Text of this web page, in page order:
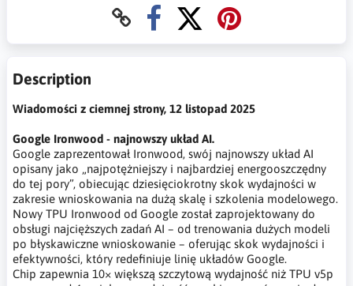
Description
Wiadomości z ciemnej strony, 12 listopad 2025
Google Ironwood - najnowszy układ AI.
Google zaprezentował Ironwood, swój najnowszy układ AI
opisany jako „najpotężniejszy i najbardziej energooszczędny
do tej pory”, obiecując dziesięciokrotny skok wydajności w
zakresie wnioskowania na dużą skalę i szkolenia modelowego.
Nowy TPU Ironwood od Google został zaprojektowany do
obsługi najcięższych zadań AI – od trenowania dużych modeli
po błyskawiczne wnioskowanie – oferując skok wydajności i
efektywności, który redefiniuje linię układów Google.
Chip zapewnia 10× większą szczytową wydajność niż TPU v5p